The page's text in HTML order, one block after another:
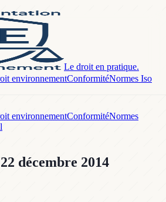
Le droit en pratique.
environnementConformitéNormes Iso
environnementConformitéNormes
décembre 2014